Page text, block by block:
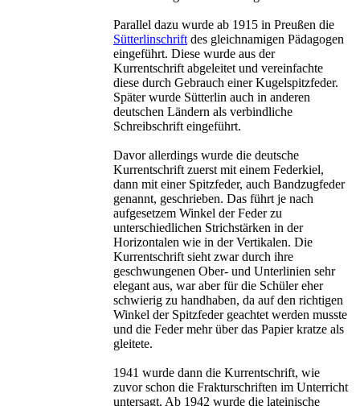
Parallel dazu wurde ab 1915 in Preußen die
Sütterlinschrift des gleichnamigen Pädagogen
eingeführt. Diese wurde aus der
Kurrentschrift abgeleitet und vereinfachte
diese durch Gebrauch einer Kugelspitzfeder.
Später wurde Sütterlin auch in anderen
deutschen Ländern als verbindliche
Schreibschrift eingeführt.
Davor allerdings wurde die deutsche
Kurrentschrift zuerst mit einem Federkiel,
dann mit einer Spitzfeder, auch Bandzugfeder
genannt, geschrieben. Das führt je nach
aufgesetzem Winkel der Feder zu
unterschiedlichen Strichstärken in der
Horizontalen wie in der Vertikalen. Die
Kurrentschrift sieht zwar durch ihre
geschwungenen Ober- und Unterlinien sehr
elegant aus, war aber für die Schüler eher
schwierig zu handhaben, da auf den richtigen
Winkel der Spitzfeder geachtet werden musste
und die Feder mehr über das Papier kratze als
gleitete.
1941 wurde dann die Kurrentschrift, wie
zuvor schon die Frakturschriften im Unterricht
untersagt. Ab 1942 wurde die lateinische